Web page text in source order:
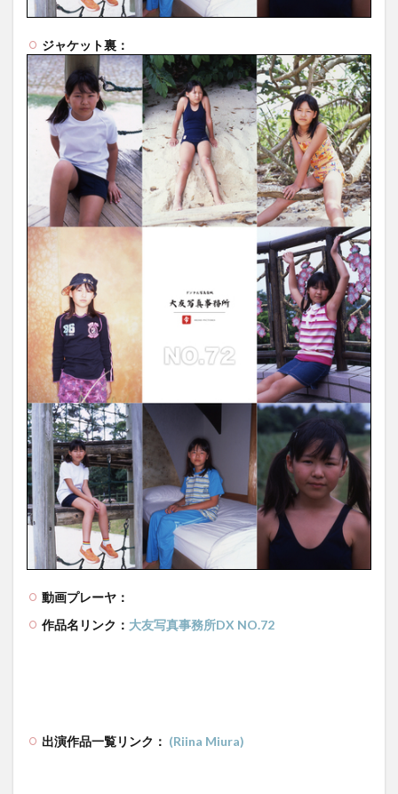
ジャケット裏：
動画プレーヤ：
作品名リンク： 大友写真事務所DX NO.72
出演作品一覧リンク： (Riina Miura)